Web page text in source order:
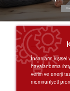
İnsanların kişisel
havalandırma
verim ve enerji
memnuniyeti